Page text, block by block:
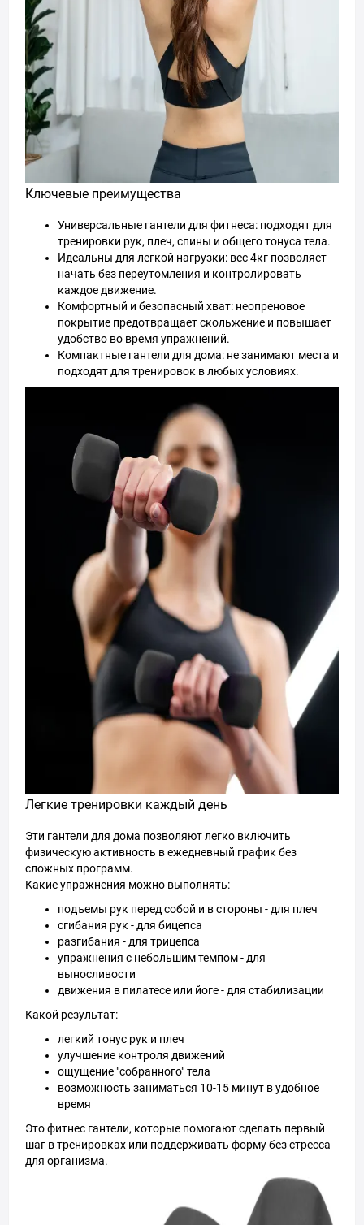
Ключевые преимущества
Универсальные гантели для фитнеса: подходят для
тренировки рук, плеч, спины и общего тонуса тела.
Идеальны для легкой нагрузки: вес 4кг позволяет
начать без переутомления и контролировать
каждое движение.
Комфортный и безопасный хват: неопреновое
покрытие предотвращает скольжение и повышает
удобство во время упражнений.
Компактные гантели для дома: не занимают места и
подходят для тренировок в любых условиях.
Легкие тренировки каждый день
Эти гантели для дома позволяют легко включить
физическую активность в ежедневный график без
сложных программ.
Какие упражнения можно выполнять:
подъемы рук перед собой и в стороны - для плеч
сгибания рук - для бицепса
разгибания - для трицепса
упражнения с небольшим темпом - для
выносливости
движения в пилатесе или йоге - для стабилизации
Какой результат:
легкий тонус рук и плеч
улучшение контроля движений
ощущение "собранного" тела
возможность заниматься 10-15 минут в удобное
время
Это фитнес гантели, которые помогают сделать первый
шаг в тренировках или поддерживать форму без стресса
для организма.